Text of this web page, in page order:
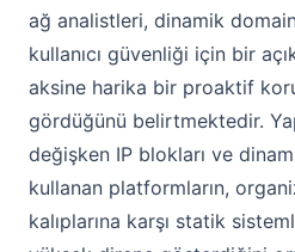
ağ analistleri, dinamik
kullanıcı güvenliği için bir
aksine harika bir proaktif
gördüğünü belirtmektedir.
değişken IP blokları ve
kullanan platformların,
kalıplarına karşı statik